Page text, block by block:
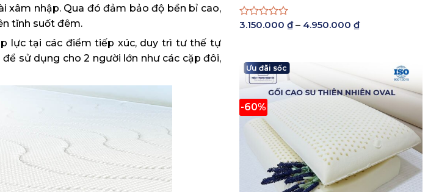
xâm nhập. Qua đó đảm bảo độ bền bỉ cao,
tĩnh suốt đêm.
lực tại các điểm tiếp xúc, duy trì tư thế tự
để sử dụng cho 2 người lớn như các cặp đôi,
Được
5
sao
3.150.000 ₫ – 4.950.000 ₫Khoảng
giá:
4.950.000 ₫
-60%
Ưu đãi sốc